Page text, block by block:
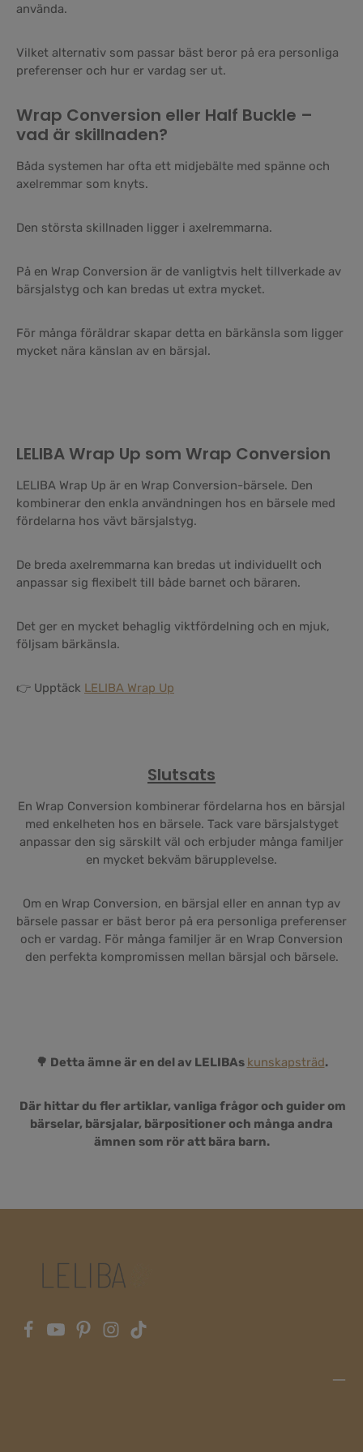
använda.
Vilket alternativ som passar bäst beror på era personliga
preferenser och hur er vardag ser ut.
Wrap Conversion eller Half Buckle –
vad är skillnaden?
Båda systemen har ofta ett midjebälte med spänne och
axelremmar som knyts.
Den största skillnaden ligger i axelremmarna.
På en Wrap Conversion är de vanligtvis helt tillverkade av
bärsjalstyg och kan bredas ut extra mycket.
För många föräldrar skapar detta en bärkänsla som ligger
mycket nära känslan av en bärsjal.
LELIBA Wrap Up som Wrap Conversion
LELIBA Wrap Up är en Wrap Conversion-bärsele. Den
kombinerar den enkla användningen hos en bärsele med
fördelarna hos vävt bärsjalstyg.
De breda axelremmarna kan bredas ut individuellt och
anpassar sig flexibelt till både barnet och bäraren.
Det ger en mycket behaglig viktfördelning och en mjuk,
följsam bärkänsla.
👉 Upptäck LELIBA Wrap Up
Slutsats
En Wrap Conversion kombinerar fördelarna hos en bärsjal
med enkelheten hos en bärsele. Tack vare bärsjalstyget
anpassar den sig särskilt väl och erbjuder många familjer
en mycket bekväm bärupplevelse.
Om en Wrap Conversion, en bärsjal eller en annan typ av
bärsele passar er bäst beror på era personliga preferenser
och er vardag. För många familjer är en Wrap Conversion
den perfekta kompromissen mellan bärsjal och bärsele.
🌳 Detta ämne är en del av LELIBAs kunskapsträd.
Där hittar du fler artiklar, vanliga frågor och guider om
bärselar, bärsjalar, bärpositioner och många andra
ämnen som rör att bära barn.